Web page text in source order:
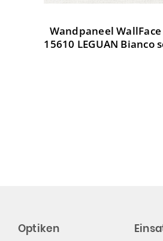
Wandpaneel
15610 LEGUAN Bianco
Optiken